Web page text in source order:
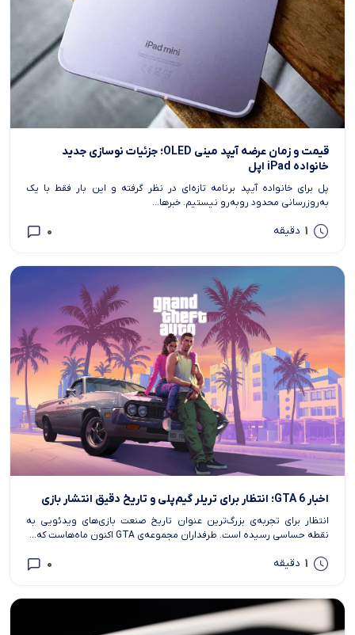
قیمت و زمان عرضه آیپد مینی OLED؛ جزئیات نوسازی جدید
خانواده iPad اپل
پل برای خانواده آیپد برنامه تازه‌ای در نظر گرفته و این بار فقط با یک
به‌روزرسانی محدود روبه‌رو نیستیم. خبرها...
1 دقیقه 0
اخبار GTA 6؛ انتظار برای تریلر گیم‌پلی و تاریخ دقیق انتشار بازی
انتظار برای تجربه‌ی بزرگ‌ترین عنوان تاریخ صنعت بازی‌های ویدئویی به
نقطه حساسی رسیده است. طرفداران مجموعه‌ی GTA اکنون ماه‌هاست که...
1 دقیقه 0